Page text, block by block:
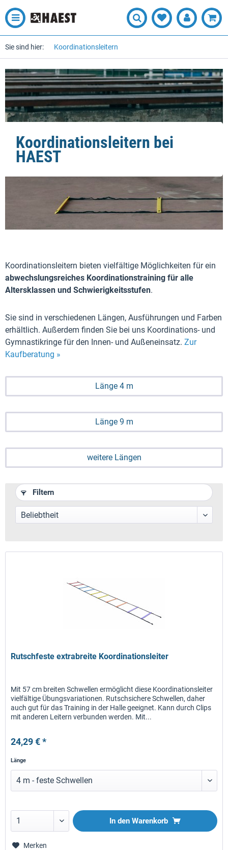
Sie sind hier: Koordinationsleitern
Koordinationsleitern bei
HAEST
Koordinationsleitern bieten vielfältige Möglichkeiten für ein
abwechslungsreiches Koordinationstraining für alle
Altersklassen und Schwierigkeitsstufen.
Sie sind in verschiedenen Längen, Ausführungen und Farben
erhältlich. Außerdem finden Sie bei uns Koordinations- und
Gymnastikringe für den Innen- und Außeneinsatz. Zur
Kaufberatung »
Länge 4 m
Länge 9 m
weitere Längen
Filtern
Rutschfeste extrabreite Koordinationsleiter
Mit 57 cm breiten Schwellen ermöglicht diese Koordinationsleiter
vielfältige Übungsvariationen. Rutschsichere Schwellen, daher
auch gut für das Training in der Halle geeignet. Kann durch Clips
mit anderen Leitern verbunden werden. Mit...
24,29 € *
Länge
In den Warenkorb
Merken